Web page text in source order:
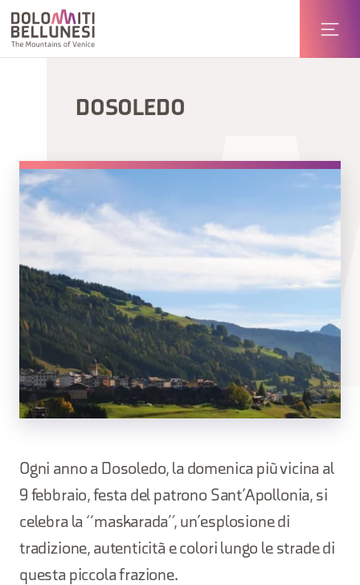
DOSOLEDO
Ogni anno a Dosoledo, la domenica più vicina al
9 febbraio, festa del patrono Sant’Apollonia, si
celebra la “maskarada”, un’esplosione di
tradizione, autenticità e colori lungo le strade di
questa piccola frazione.